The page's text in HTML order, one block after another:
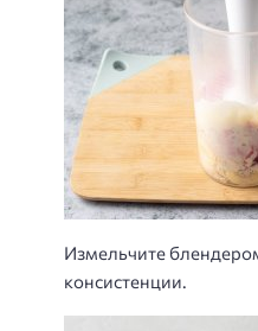
Измельчите
консистенции.